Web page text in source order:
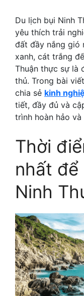
Du lịch bụi Ninh
yêu thích trải
đất đầy nắng gió
xanh, cát trắng
Thuận thực sự là
thủ. Trong bài
chia sẻ kinh
tiết, đầy đủ và
trình hoàn hảo và
Thời
nhất để
Ninh